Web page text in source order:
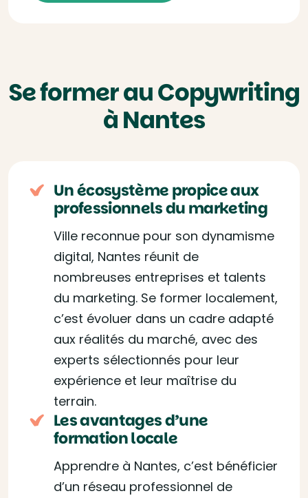
Se former au Copywriting
à Nantes
Un écosystème propice aux
professionnels du marketing
Ville reconnue pour son dynamisme
digital, Nantes réunit de
nombreuses entreprises et talents
du marketing. Se former localement,
c’est évoluer dans un cadre adapté
aux réalités du marché, avec des
experts sélectionnés pour leur
expérience et leur maîtrise du
terrain.
Les avantages d’une
formation locale
Apprendre à Nantes, c’est bénéficier
d’un réseau professionnel de